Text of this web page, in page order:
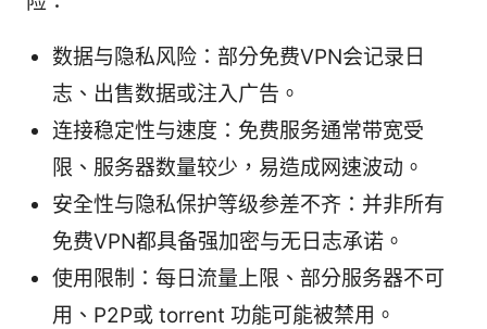
数据与隐私风险：部分免费VPN会记录日
志、出售数据或注入广告。
连接稳定性与速度：免费服务通常带宽受
限、服务器数量较少，易造成网速波动。
安全性与隐私保护等级参差不齐：并非所有
免费VPN都具备强加密与无日志承诺。
使用限制：每日流量上限、部分服务器不可
用、P2P或 torrent 功能可能被禁用。